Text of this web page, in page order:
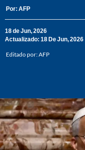
Por: AFP
18 de Jun, 2026
Actualizado: 18 De Jun, 2026
Editado por:AFP